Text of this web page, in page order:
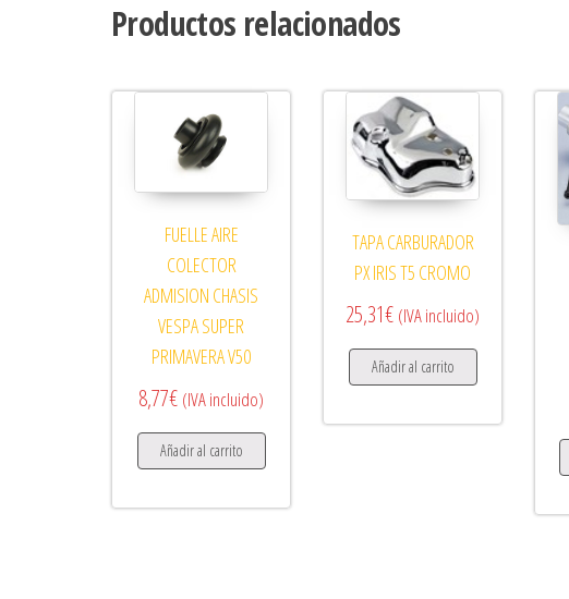
Productos relacionados
FUELLE AIRE
COLECTOR
ADMISION CHASIS
VESPA SUPER
PRIMAVERA V50
8,77€ (IVA incluido)
Añadir al carrito
TAPA CARBURADOR
PX IRIS T5 CROMO
25,31€ (IVA incluido)
Añadir al carrito